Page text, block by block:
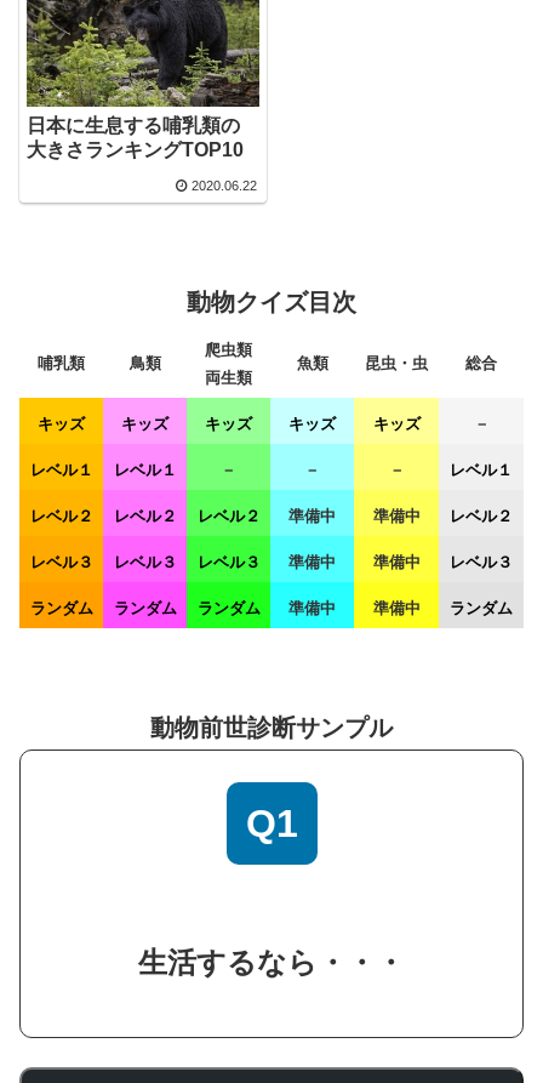
日本に生息する哺乳類の
大きさランキングTOP10
2020.06.22
動物クイズ目次
哺乳類 鳥類
爬虫類
両生類
魚類 昆虫・虫 総合
キッズ キッズ キッズ キッズ キッズ －
レベル１ レベル１ － － － レベル１
レベル２ レベル２ レベル２ 準備中 準備中 レベル２
レベル３ レベル３ レベル３ 準備中 準備中 レベル３
ランダム ランダム ランダム 準備中 準備中 ランダム
動物前世診断サンプル
Q1
生活するなら・・・